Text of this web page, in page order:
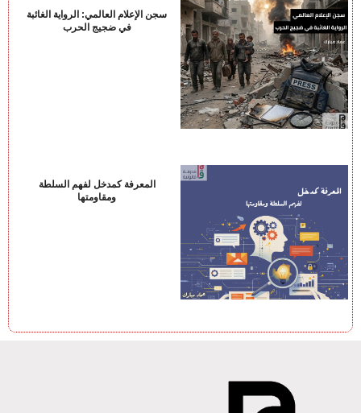
سجن الإعلام العالمي: الرواية الغائبة
في ضجيج الحرب
المعرفة كمدخل لفهم السلطة
ومقاومتها